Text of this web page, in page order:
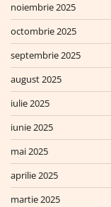
noiembrie 2025
octombrie 2025
septembrie 2025
august 2025
iulie 2025
iunie 2025
mai 2025
aprilie 2025
martie 2025